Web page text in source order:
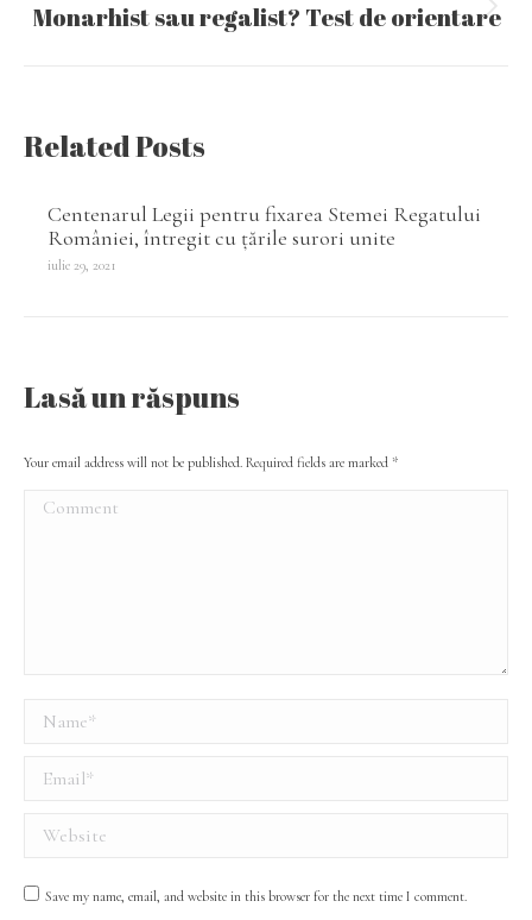
Next
Monarhist sau regalist? Test de orientare
Related Posts
Centenarul Legii pentru fixarea Stemei Regatului
României, întregit cu țările surori unite
iulie 29, 2021
Lasă un răspuns
Your email address will not be published. Required fields are marked *
Comment
Name *
Email *
Website
Save my name, email, and website in this browser for the next time I comment.